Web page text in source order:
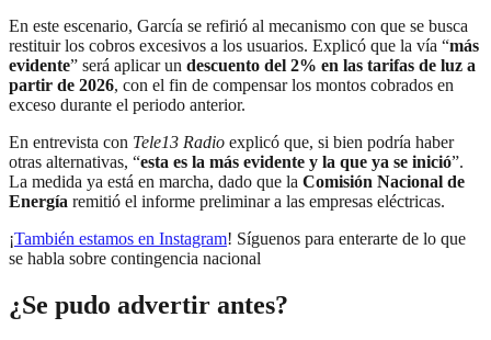
En este escenario, García se refirió al mecanismo con que se busca
restituir los cobros excesivos a los usuarios. Explicó que la vía “más
evidente” será aplicar un descuento del 2% en las tarifas de luz a
partir de 2026, con el fin de compensar los montos cobrados en
exceso durante el periodo anterior.
En entrevista con Tele13 Radio explicó que, si bien podría haber
otras alternativas, “esta es la más evidente y la que ya se inició”.
La medida ya está en marcha, dado que la Comisión Nacional de
Energía remitió el informe preliminar a las empresas eléctricas.
¡También estamos en Instagram! Síguenos para enterarte de lo que
se habla sobre contingencia nacional
¿Se pudo advertir antes?